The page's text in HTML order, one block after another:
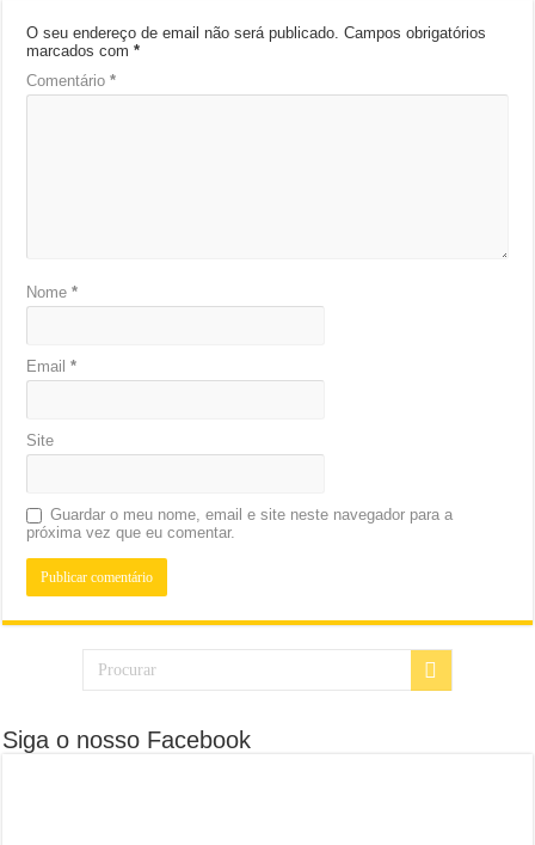
O seu endereço de email não será publicado. Campos obrigatórios
marcados com*
Comentário*
Nome*
Email*
Site
Guardar o meu nome, email e site neste navegador para a
próxima vez que eu comentar.
Siga o nosso Facebook